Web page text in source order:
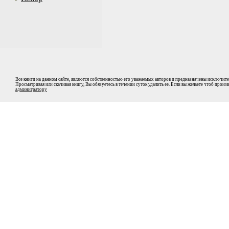
Все книги на данном сайте, являются собственностью его уважаемых авторов и предназначены
Просматривая или скачивая книгу, Вы обязуетесь в течении суток удалить ее. Если вы желаете чтоб
админитратору